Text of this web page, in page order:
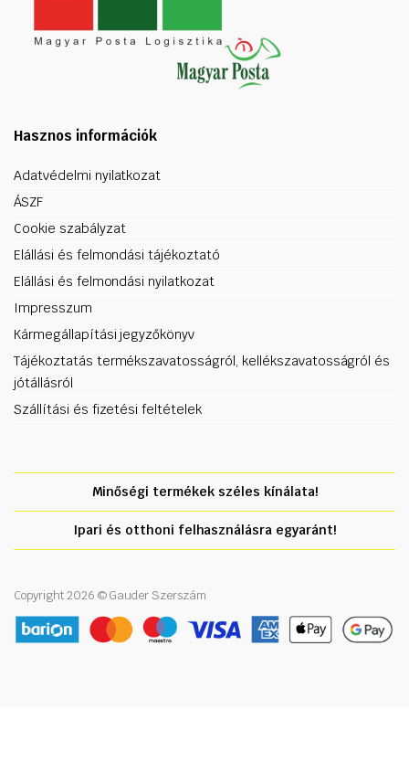
Hasznos információk
Adatvédelmi nyilatkozat
ÁSZF
Cookie szabályzat
Elállási és felmondási tájékoztató
Elállási és felmondási nyilatkozat
Impresszum
Kármegállapítási jegyzőkönyv
Tájékoztatás termékszavatosságról, kellékszavatosságról és
jótállásról
Szállítási és fizetési feltételek
Minőségi termékek széles kínálata!
Ipari és otthoni felhasználásra egyaránt!
Copyright 2026 © Gauder Szerszám